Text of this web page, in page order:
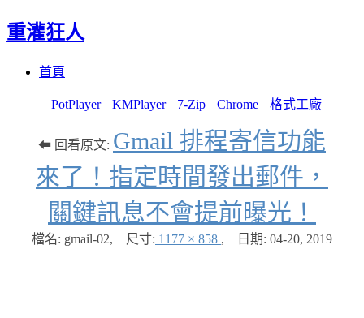
重灌狂人
首頁
PotPlayer KMPlayer 7-Zip Chrome 格式工廠
⬅ 回看原文: Gmail 排程寄信功能
來了！指定時間發出郵件，
關鍵訊息不會提前曝光！
檔名: gmail-02, 尺寸: 1177 × 858 , 日期: 04-20, 2019